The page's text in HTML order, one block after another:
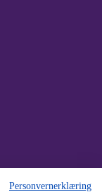
Personvernerklæring